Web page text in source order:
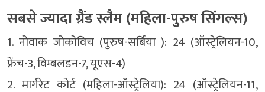
सबसे ज्यादा ग्रैंड स्लैम (महिला-पुरुष सिंगल्स)
1. नोवाक जोकोविच (पुरुष-सर्बिया ): 24 (ऑस्ट्रेलियन-10,
फ्रेंच-3, विम्बलडन-7, यूएस-4)
2. मार्गरेट कोर्ट (महिला-ऑस्ट्रेलिया): 24 (ऑस्ट्रेलियन-11,